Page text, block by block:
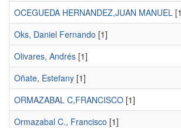
OCEGUEDA HERNANDEZ,JUAN MANUEL
Oks, Daniel Fernando [1]
Olivares, Andrés [1]
Oñate, Estefany [1]
ORMAZABAL C,FRANCISCO [1]
Ormazabal C., Francisco [1]